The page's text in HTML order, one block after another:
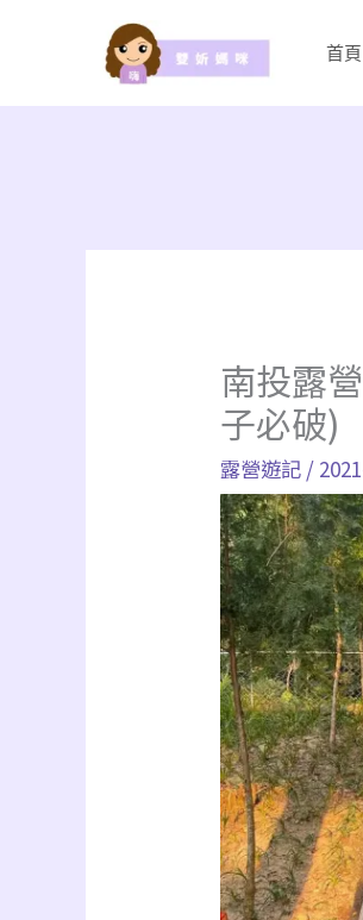
首頁
南投露
子必破)
露營遊記 /